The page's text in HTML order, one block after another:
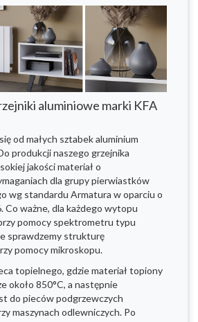
aluminiowe marki KFA
od małych sztabek aluminium
produkcji naszego grzejnika
jakości materiał o
dla grupy pierwiastków
wg standardu Armatura w oparciu o
Co ważne, dla każdego wytopu
pomocy spektrometru typu
sprawdzemy strukturę
pomocy mikroskopu.
topielnego, gdzie materiał topiony
około 850°C, a następnie
do pieców podgrzewczych
maszynach odlewniczych. Po